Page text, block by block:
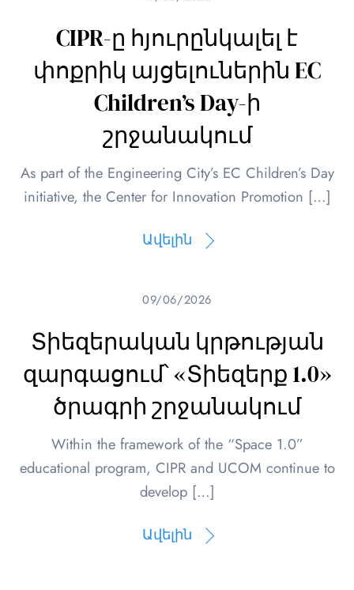
CIPR-ը հյուրընկալել է
փոքրիկ այցելուներին EC
Children’s Day-ի
շրջանակում
As part of the Engineering City’s EC Children’s Day
initiative, the Center for Innovation Promotion […]
Ավելին
09/06/2026
Տիեզերական կրթության
զարգացում՝ «Տիեզերք 1.0»
ծրագրի շրջանակում
Within the framework of the “Space 1.0”
educational program, CIPR and UCOM continue to
develop […]
Ավելին